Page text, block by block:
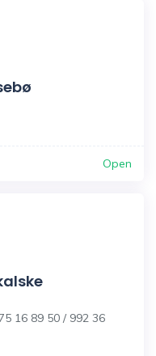
Open
16 89 50 / 992 36